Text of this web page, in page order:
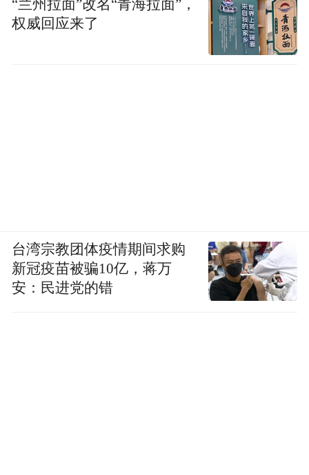
“兰州拉面”改名“青海拉面”，
权威回应来了
台湾宗教团体疫情期间求购
新冠疫苗被骗10亿，蒋万
安：民进党的错